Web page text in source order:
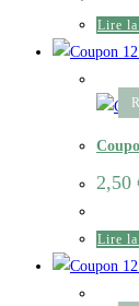
Lire
2,50
Lire